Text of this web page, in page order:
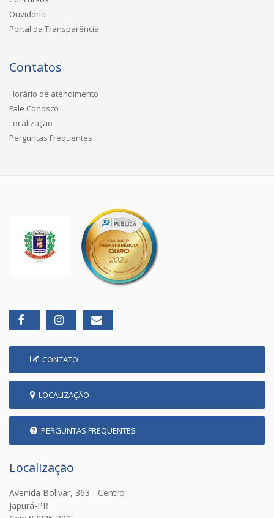
Ouvidoria
Portal da Transparência
Contatos
Horário de atendimento
Fale Conosco
Localização
Perguntas Frequentes
CONTATO
LOCALIZAÇÃO
PERGUNTAS FREQUENTES
Localização
Avenida Bolivar, 363 - Centro
Japurá-PR